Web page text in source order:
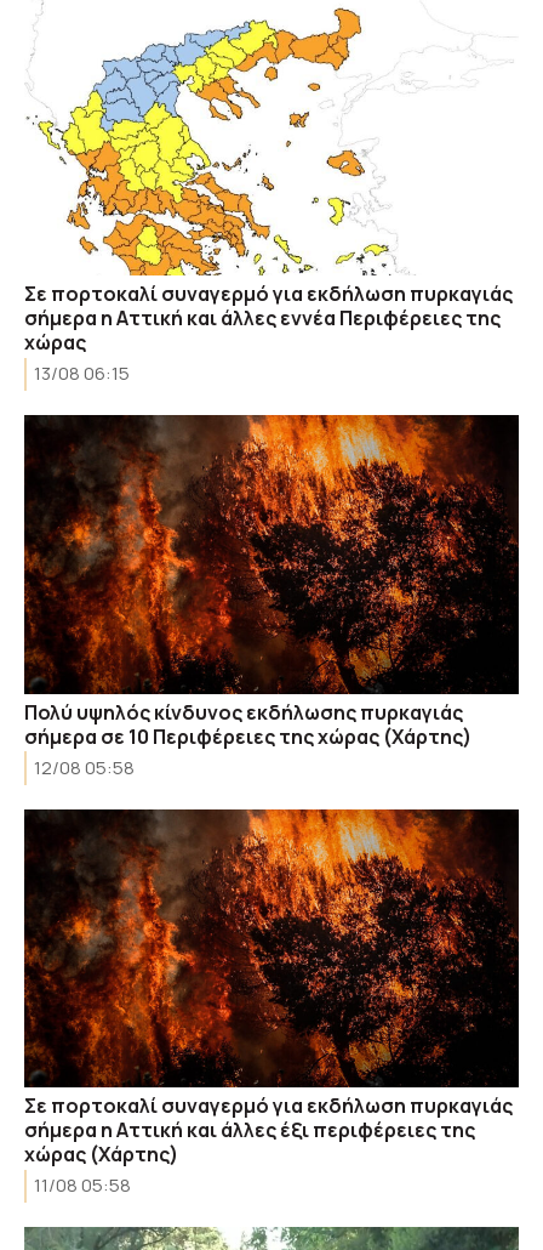
Σε πορτοκαλί συναγερμό για εκδήλωση πυρκαγιάς
σήμερα η Αττική και άλλες εννέα Περιφέρειες της
χώρας
13/08 06:15
Πολύ υψηλός κίνδυνος εκδήλωσης πυρκαγιάς
σήμερα σε 10 Περιφέρειες της χώρας (Χάρτης)
12/08 05:58
Σε πορτοκαλί συναγερμό για εκδήλωση πυρκαγιάς
σήμερα η Αττική και άλλες έξι περιφέρειες της
χώρας (Χάρτης)
11/08 05:58